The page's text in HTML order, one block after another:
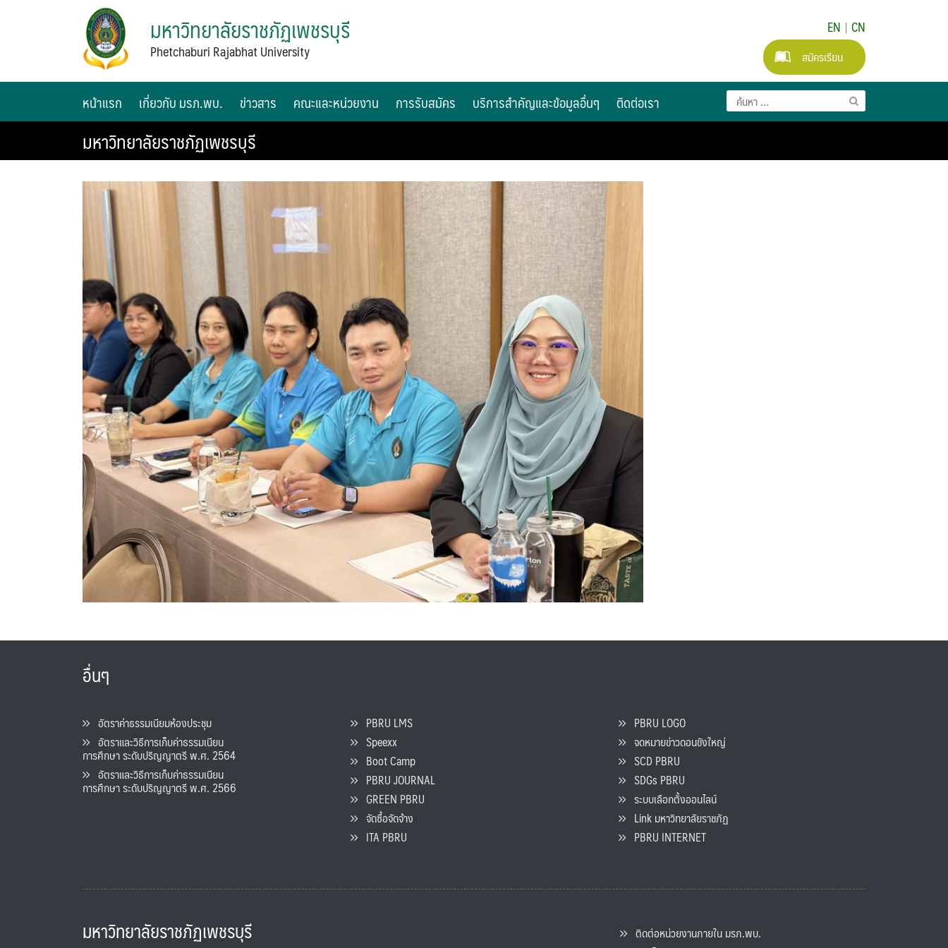
มหาวิทยาลัยราชภัฏเพชรบุรี
Phetchaburi Rajabhat University
EN | CN
สมัครเรียน
หน้าแรก เกี่ยวกับ มรภ.พบ. ข่าวสาร คณะและหน่วยงาน การรับสมัคร บริการสำคัญและข้อมูลอื่นๆ ติดต่อเรา
มหาวิทยาลัยราชภัฏเพชรบุรี
อื่นๆ
อัตราค่าธรรมเนียมห้องประชุม
อัตราและวิธีการเก็บค่าธรรมเนียน
การศึกษา ระดับปริญญาตรี พ.ศ. 2564
อัตราและวิธีการเก็บค่าธรรมเนียน
การศึกษา ระดับปริญญาตรี พ.ศ. 2566
PBRU LMS
Speexx
Boot Camp
PBRU JOURNAL
GREEN PBRU
จัดซื้อจัดจ้าง
ITA PBRU
PBRU LOGO
จดหมายข่าวดอนขังใหญ่
SCD PBRU
SDGs PBRU
ระบบเลือกตั้งออนไลน์
Link มหาวิทยาลัยราชภัฏ
PBRU INTERNET
มหาวิทยาลัยราชภัฏเพชรบุรี
ติดต่อหน่วยงานภายใน มรภ.พบ.